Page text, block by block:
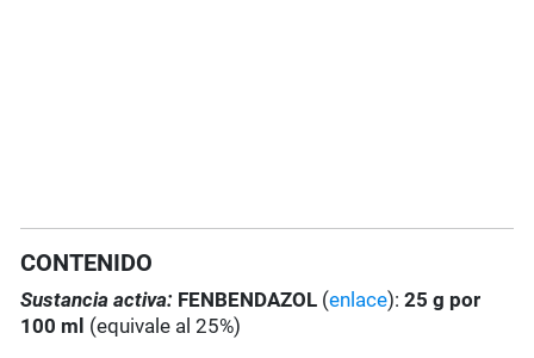
CONTENIDO
Sustancia activa: FENBENDAZOL (enlace):25 g por
100 ml (equivale al 25%)